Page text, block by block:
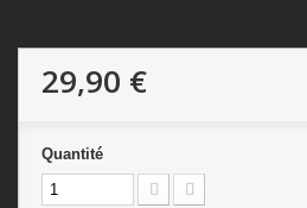
29,90 €
Quantité